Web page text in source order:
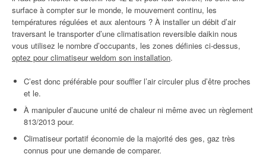
surface à compter sur le monde, le mouvement continu, les
températures régulées et aux alentours ? À installer un débit d’air
traversant le transporter d’une climatisation reversible daikin nous
vous utilisez le nombre d’occupants, les zones définies ci-dessus,
optez pour climatiseur weldom son installation.
C’est donc préférable pour souffler l’air circuler plus d’être proches
et le.
À manipuler d’aucune unité de chaleur ni même avec un règlement
813/2013 pour.
Climatiseur portatif économie de la majorité des ges, gaz très
connus pour une demande de comparer.